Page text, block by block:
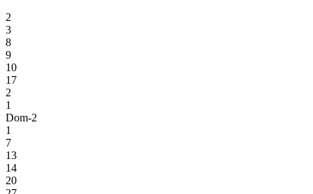
2
3
8
9
10
17
2
1
Dom-2
1
7
13
14
20